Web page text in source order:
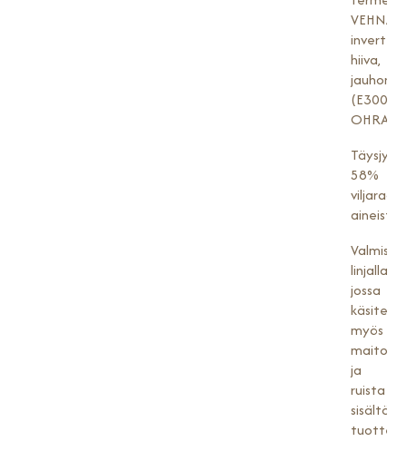
hiiva,
(E300),
58%
aineista.
linjalla,
jossa
myös
maitoa
ja
ruista
sisältäviä